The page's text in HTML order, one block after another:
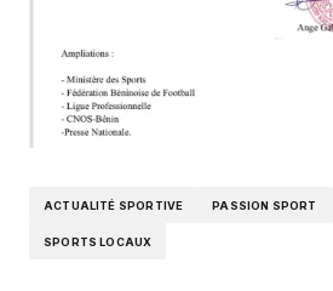
ACTUALITÉ SPORTIVE PASSION SPORT
SPORTS LOCAUX